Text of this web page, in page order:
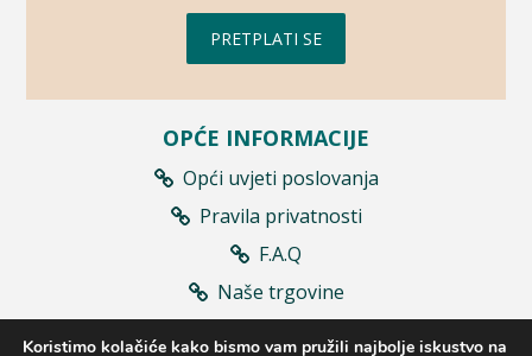
PRETPLATI SE
OPĆE INFORMACIJE
Opći uvjeti poslovanja
Pravila privatnosti
F.A.Q
Naše trgovine
Koristimo kolačiće kako bismo vam pružili najbolje iskustvo na